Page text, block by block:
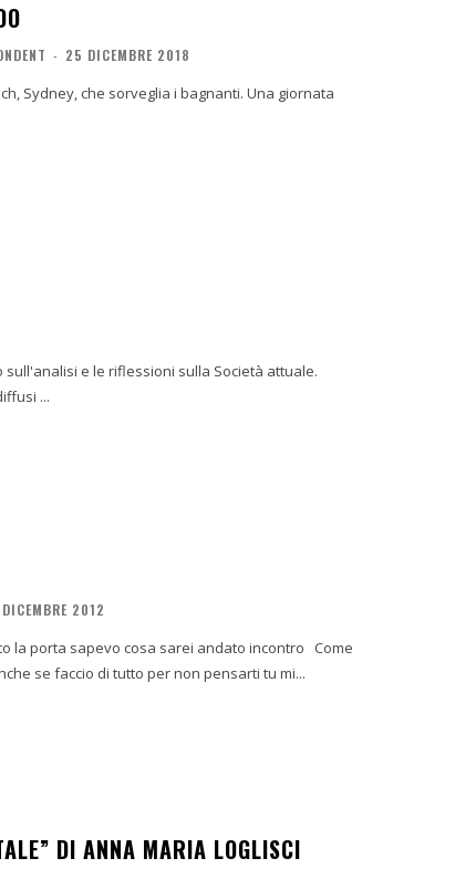
- 25 DICEMBRE 2018
e le riflessioni sulla Società attuale.
...
2012
ora so che ci sei anche se non ti sento non ti parlo: semplicemente vivi in me Anche se faccio di tutto per non pensarti tu mi...
DI ANNA MARIA LOGLISCI